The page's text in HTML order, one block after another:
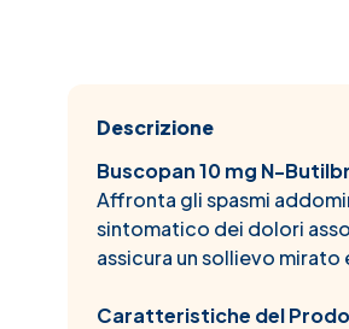
Descrizione
Buscopan 10 mg N-
Affronta gli spasmi
sintomatico dei dolori
assicura un sollievo
Caratteristiche del